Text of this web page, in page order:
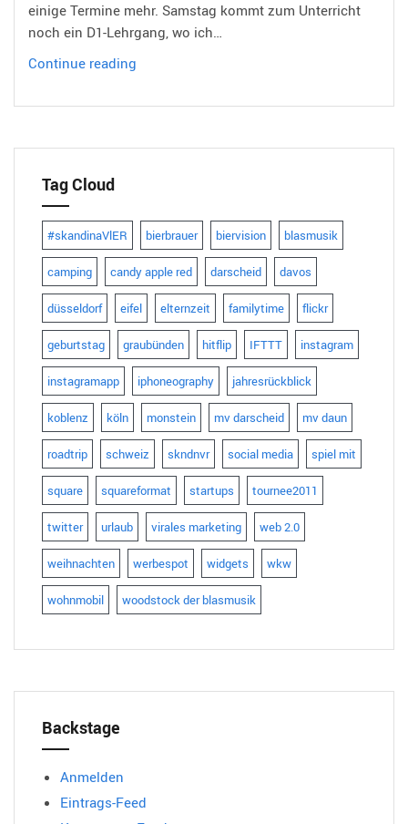
einige Termine mehr. Samstag kommt zum Unterricht
noch ein D1-Lehrgang, wo ich…
Continue reading
Tag Cloud
#skandinaVlER bierbrauer biervision blasmusik
camping candy apple red darscheid davos
düsseldorf eifel elternzeit familytime flickr
geburtstag graubünden hitflip IFTTT instagram
instagramapp iphoneography jahresrückblick
koblenz köln monstein mv darscheid mv daun
roadtrip schweiz skndnvr social media spiel mit
square squareformat startups tournee2011
twitter urlaub virales marketing web 2.0
weihnachten werbespot widgets wkw
wohnmobil woodstock der blasmusik
Backstage
Anmelden
Eintrags-Feed